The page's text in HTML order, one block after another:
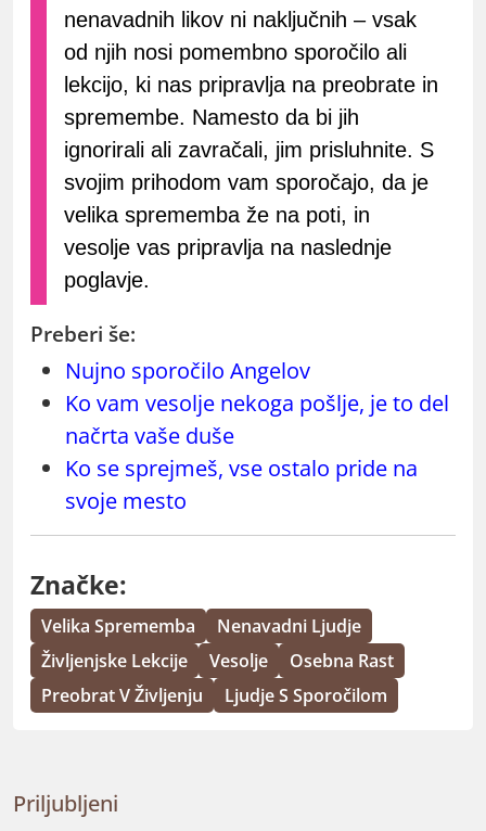
nenavadnih likov ni naključnih – vsak
od njih nosi pomembno sporočilo ali
lekcijo, ki nas pripravlja na preobrate in
spremembe. Namesto da bi jih
ignorirali ali zavračali, jim prisluhnite. S
svojim prihodom vam sporočajo, da je
velika sprememba že na poti, in
vesolje vas pripravlja na naslednje
poglavje.
Preberi še:
Nujno sporočilo Angelov
Ko vam vesolje nekoga pošlje, je to del
načrta vaše duše
Ko se sprejmeš, vse ostalo pride na
svoje mesto
Značke:
Velika Sprememba
Nenavadni Ljudje
Življenjske Lekcije
Vesolje
Osebna Rast
Preobrat V Življenju
Ljudje S Sporočilom
Priljubljeni